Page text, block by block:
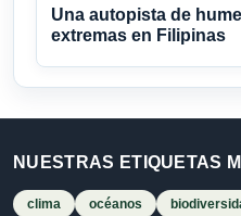
Una autopista de
extremas en Filipinas
NUESTRAS ETIQUETAS
clima océanos